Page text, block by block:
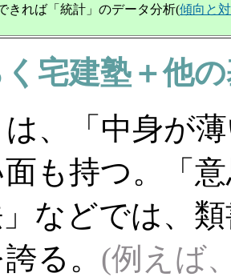
きれば「統計」のデータ分析(傾向と
宅建塾＋他
、「中身が
も持つ。「
などでは、
る。 (例えば